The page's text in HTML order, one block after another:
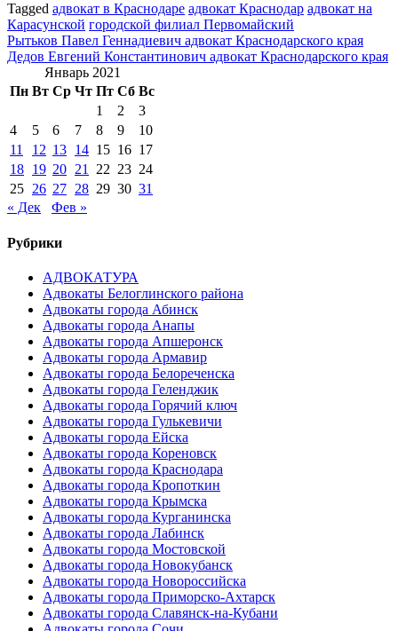
Tagged адвокат в Краснодаре адвокат Краснодар адвокат на
Карасунской городской филиал Первомайский
Навигация
по
записям
Рытьков Павел Геннадиевич адвокат Краснодарского края
Дедов Евгений Константинович адвокат Краснодарского края
Январь 2021
Пн Вт Ср Чт Пт Сб Вс
1
2
3
4
5 6 7 8 9
10
11
12 13 14 15 16 17
18 19 20 21 22 23 24
25 26 27 28 29 30 31
« Дек
Фев »
Рубрики
АДВОКАТУРА
Адвокаты Белоглинского района
Адвокаты города Абинск
Адвокаты города Анапы
Адвокаты города Апшеронск
Адвокаты города Армавир
Адвокаты города Белореченска
Адвокаты города Геленджик
Адвокаты города Горячий ключ
Адвокаты города Гулькевичи
Адвокаты города Ейска
Адвокаты города Кореновск
Адвокаты города Краснодара
Адвокаты города Кропоткин
Адвокаты города Крымска
Адвокаты города Курганинска
Адвокаты города Лабинск
Адвокаты города Мостовской
Адвокаты города Новокубанск
Адвокаты города Новороссийска
Адвокаты города Приморско-Ахтарск
Адвокаты города Славянск-на-Кубани